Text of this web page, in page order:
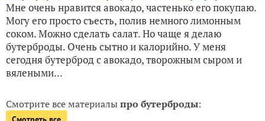
Мне очень нравится авокадо, частенько его покупаю.
Могу его просто съесть, полив немного лимонным
соком. Можно сделать салат. Но чаще я делаю
бутерброды. Очень сытно и калорийно. У меня
сегодня бутерброд с авокадо, творожным сыром и
вялеными...
Смотрите все материалыпро бутерброды: